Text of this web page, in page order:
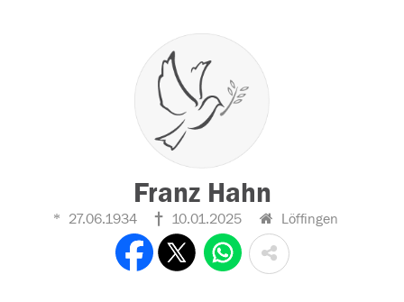
Franz Hahn
27.06.1934 10.01.2025 Löffingen